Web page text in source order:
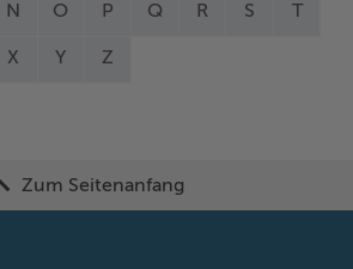
N O P Q R S
X Y Z
Zum Seitenanfang